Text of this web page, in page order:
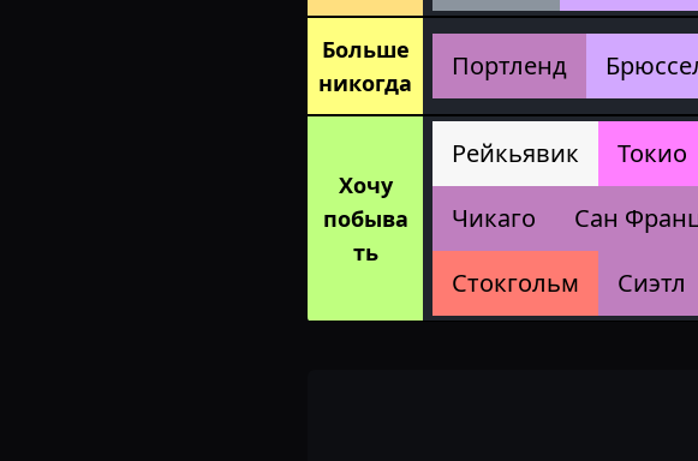
Больше
никогда
Портленд
Хочу
побыва
ть
Рейкьявик Токио
Чикаго
Сан
Стокгольм
Сиэтл